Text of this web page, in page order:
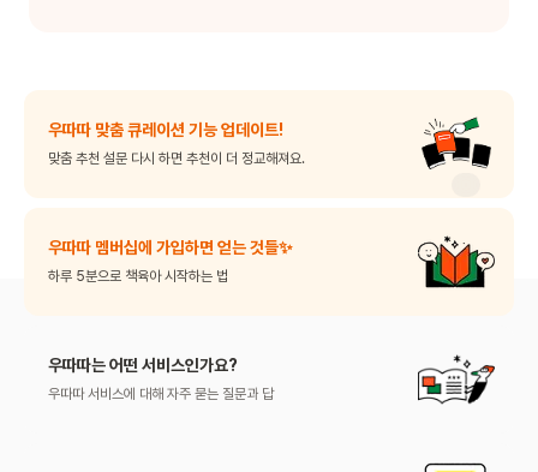
우따따 맞춤 큐레이션 기능 업데이트!
맞춤 추천 설문 다시 하면 추천이 더 정교해져요.
우따따 멤버십에 가입하면 얻는 것들✨
하루 5분으로 책육아 시작하는 법
우따따는 어떤 서비스인가요?
우따따 서비스에 대해 자주 묻는 질문과 답
우따따 애니메이션 가이드
어린이 미디어 시청 고민, 여기서 해결하세요.